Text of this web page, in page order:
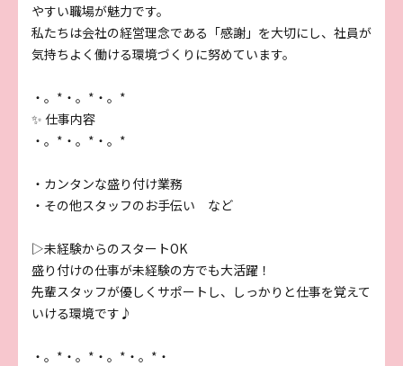
やすい職場が魅力です。
私たちは会社の経営理念である「感謝」を大切にし、社員が
気持ちよく働ける環境づくりに努めています。
・。*・。*・。*
✨ 仕事内容
・。*・。*・。*
・カンタンな盛り付け業務
・その他スタッフのお手伝い など
▷未経験からのスタートOK
盛り付けの仕事が未経験の方でも大活躍！
先輩スタッフが優しくサポートし、しっかりと仕事を覚えて
いける環境です♪
・。*・。*・。*・。*・